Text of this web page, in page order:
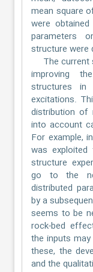
mean square
were
parameters
structure were
The current
improving
structures in
excitations.
distribution
into account
For example,
was
structure
go to the
distributed
by a
seems to be
rock-bed
the inputs
these, the
and the